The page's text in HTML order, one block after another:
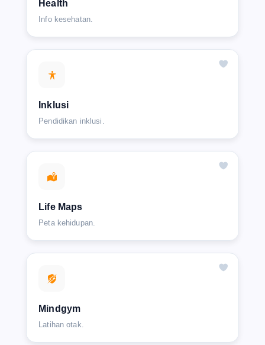
Health
Info kesehatan.
Inklusi
Pendidikan inklusi.
Life Maps
Peta kehidupan.
Mindgym
Latihan otak.